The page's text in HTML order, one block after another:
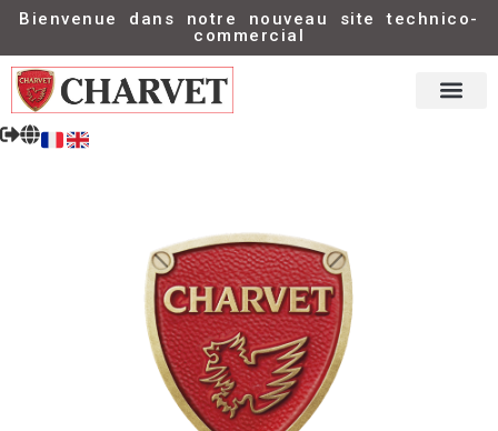
Bienvenue dans notre nouveau site technico-
commercial